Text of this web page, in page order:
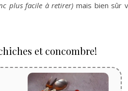
plus facile à retirer) mais bien sûr
et concombre!